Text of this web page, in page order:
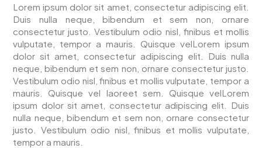
Lorem ipsum dolor sit amet, consectetur adipiscing elit.
Duis nulla neque, bibendum et sem non, ornare
consectetur justo. Vestibulum odio nisl, finibus et mollis
vulputate, tempor a mauris. Quisque velLorem ipsum
dolor sit amet, consectetur adipiscing elit. Duis nulla
neque, bibendum et sem non, ornare consectetur justo.
Vestibulum odio nisl, finibus et mollis vulputate, tempor a
mauris. Quisque vel laoreet sem.
Quisque velLorem
ipsum dolor sit amet, consectetur adipiscing elit. Duis
nulla neque, bibendum et sem non, ornare consectetur
justo. Vestibulum odio nisl, finibus et mollis vulputate,
tempor a mauris.